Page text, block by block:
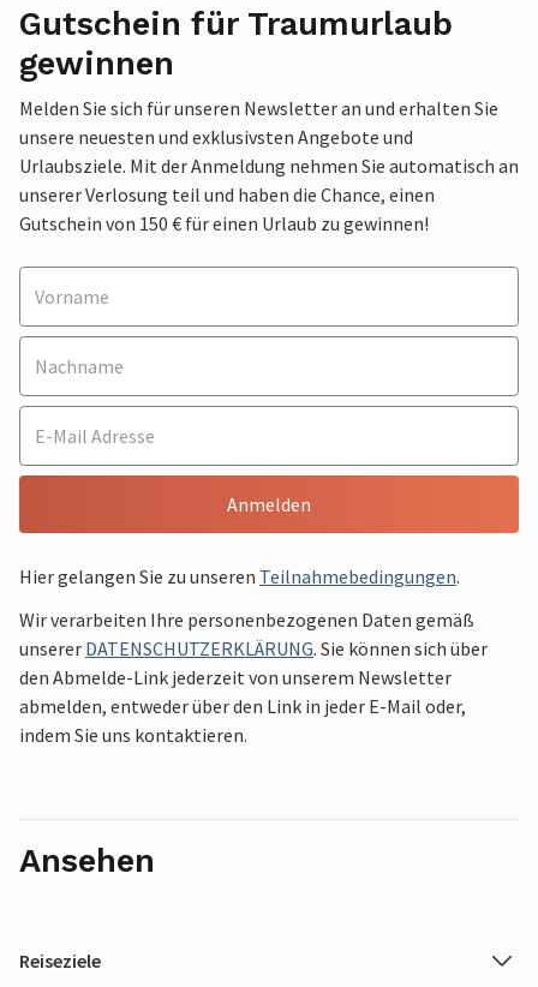
Gutschein für Traumurlaub
gewinnen
Melden Sie sich für unseren Newsletter an und erhalten Sie
unsere neuesten und exklusivsten Angebote und
Urlaubsziele. Mit der Anmeldung nehmen Sie automatisch an
unserer Verlosung teil und haben die Chance, einen
Gutschein von 150 € für einen Urlaub zu gewinnen!
Anmelden
Hier gelangen Sie zu unseren Teilnahmebedingungen.
Wir verarbeiten Ihre personenbezogenen Daten gemäß
unserer DATENSCHUTZERKLÄRUNG. Sie können sich über
den Abmelde-Link jederzeit von unserem Newsletter
abmelden, entweder über den Link in jeder E-Mail oder,
indem Sie uns kontaktieren.
Ansehen
Reiseziele